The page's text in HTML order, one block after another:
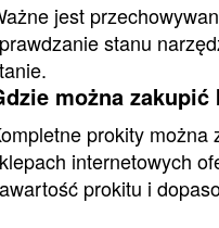
jest
stanu
można
prokity można
internetowych
prokitu i